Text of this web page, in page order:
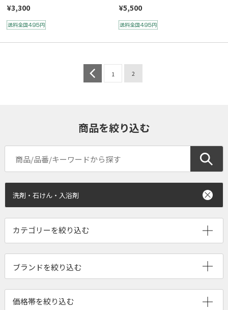
¥3,300 ¥5,500
prev1 2
商品を絞り込む
洗剤・石けん・入浴剤
ブランドを絞り込む